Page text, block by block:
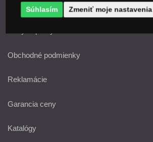
Všetko o nákupe
Obchodné podmienky
Reklamácie
Garancia ceny
Katalógy
Súhlasím Zmeniť moje nastavenia